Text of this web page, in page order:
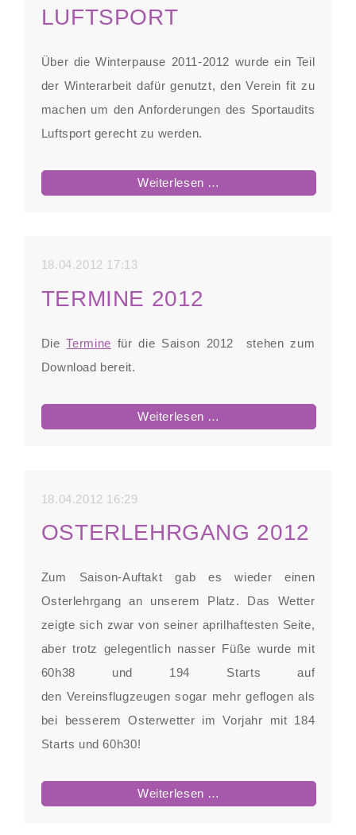
LUFTSPORT
Über die Winterpause 2011-2012 wurde ein Teil
der Winterarbeit dafür genutzt, den Verein fit zu
machen um den Anforderungen des Sportaudits
Luftsport gerecht zu werden.
Weiterlesen …
18.04.2012 17:13
TERMINE 2012
DieTermine für die Saison 2012 stehen zum
Download bereit.
Weiterlesen …
18.04.2012 16:29
OSTERLEHRGANG 2012
Zum Saison-Auftakt gab es wieder einen
Osterlehrgang an unserem Platz. Das Wetter
zeigte sich zwar von seiner aprilhaftesten Seite,
aber trotz gelegentlich nasser Füße wurde mit
60h38 und 194 Starts auf
den Vereinsflugzeugen sogar mehr geflogen als
bei besserem Osterwetter im Vorjahr mit 184
Starts und 60h30!
Weiterlesen …